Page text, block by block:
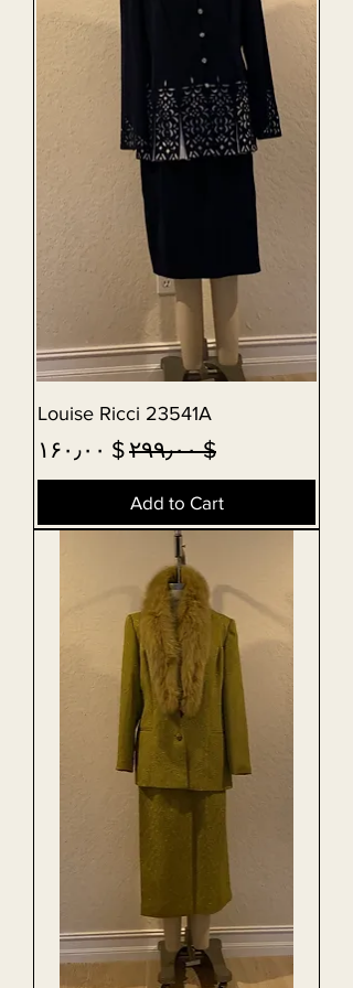
Louise Ricci 23541A
Regular Price
$ ۲۹۹٫۰۰ Sale Price
$ ۱۶۰٫۰۰
Add to Cart